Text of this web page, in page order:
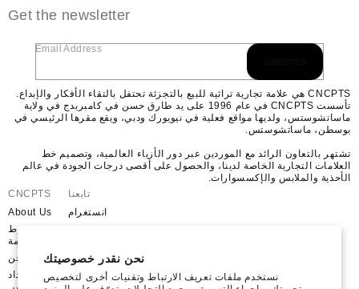
نحن نقدر خصوصيتك
نستخدم ملفات تعريف الارتباط وتقنيات أخرى لتخصيص
Get the newsletter
Email Address
CNCPTS هي علامة تجارية تراثية للبيع بالتجزئة تحتفل بالتقاء الأفكار والإبداع.
تأسست CNCPTS في عام 1996 على يد طارق حسن في كامبريدج في ولاية
ماساتشوستس، ولديها مواقع فعلية في نيويورك ودبي، ويقع مقرها الرئيسي في
بوسطن، ماساتشوستس.
تشتهر بالتعاون الرائد مع الموردين عبر دور الأزياء العالمية، وتصميم خط
العلامات التجارية الخاصة لدينا، والحصول على أقصى درجات الجودة في عالم
الأحذية والملابس والإكسسوارات.
CNCPTS
About Us
شروط
الخدمة
شحن
استرداد
تابعنا
انستغرام
فيسبوك
X